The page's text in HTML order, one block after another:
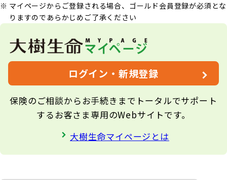
マイページからご登録される場合、ゴールド会員登録が必須とな
りますのであらかじめご了承ください
ログイン・新規登録
保険のご相談からお手続きまでトータルでサポート
するお客さま専用のWebサイトです。
大樹生命マイページとは